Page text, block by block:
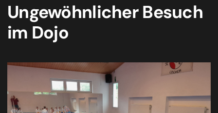
Ungewöhnlicher Besuch
im Dojo